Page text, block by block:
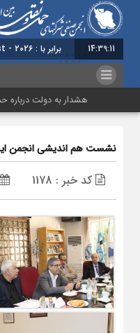
14:39:11 برابر با : Friday - 7 August - 2026
هشدار به دولت درباره
نشست هم اندیشی انجمن
کد خبر : 1178